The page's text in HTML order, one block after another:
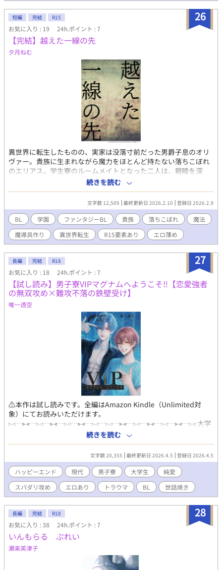
26
短編 完結 R15
お気に入り : 19 24h.ポイント : 7
【完結】越えた一線の先
夕月ねむ
異世界に転生したものの、実家は没落寸前だった男爵子息のオリ
ヴァー。貴族に生まれながら魔力をほとんど持たない落ちこぼれ
のエリアス。学生寮のルームメイトとなった二人は、親睦を深
め、恋人となる。魔法をほとんど使えないエリアスは魔導具職人
を志望しているが、魔導具は庶民のための技術。貴族が魔導具に
興味を持つこと自体が珍しく、ろくに教わることもできない。 そ
れでも独学で身につけたエリアスの技術とオリヴァーの前世の記
憶が組み合わされて、他にはない魔導具を作り上げる。貴族であ
るがゆえに販路も持たない二人は売ることもできない魔導具を作
り続ける。そしてある日作ってしまった物は…… ※他サイトにも
投稿しています。かんたん表紙メーカーさんの画像をお借りして
います。
続きを読む
文字数 12,509 最終更新日 2026.2.10 登録日 2026.2.9
BL 学園 ファンタジーBL 貴族 落ちこぼれ
魔法
魔導具作り
異世界転生 R15要素あり エロ薄め
27
長編 完結 R18
お気に入り : 18 24h.ポイント : 7
【試し読み】男子寮VIPマグナムへようこそ‼【恋愛強者
の無双攻め×難攻不落の鉄壁受け】
唯一透空
⚠本作は試し読みです。全編はAmazon Kindle（Unlimited対
象）にてお読みいただけます。
▹◃┄▸◂┄▹◃┄▸◂┄▹◃┄▸◂┄▹◃┄▹◃┄▸◂┄▹◃┄▸◂┄▹◃┄▸◂┄▹◃ 大学
三年生の御子柴晃大は、都会のナイトクラブでバイトしながら男
子寮『VIPマグナム』で暮らすK-POPアイドル風の超イケメン。 新
学期を機に寮長からルームメイトの入れ替えを言い渡され、待ち
受けていたのはとんでもなくズボラでだらしない大学二年生、小
熊結月との汚部屋生活だった。 床を埋め尽くさんばかりに脱ぎ散
らかした服――に紛れる陰毛。崩れた漫画の山――に挟まった陰
毛。飲みかけのペットボトル――越しに透ける陰毛。 寮には寝に
帰るだけだからと大目に見ていた晃大だが、ある日、自身の枕に
添えられた一本の陰毛に気づくなり、とうとう堪忍袋の緒が切れ
て……⁉ 御曹司、一条雅臣が経営する男子寮『VIPマグナム』を舞
台に描かれる、笑いどころ満載のラブコメディ！ 個性豊かなメン
バーとともにLet'sマグナムライフ♂ ✦・
━━━━━━━━━━━━━━━ ・✦⁡⁡ 【絶対エタりません！】 す
でに書き上げているので、毎日投稿でさくっと完結させます！ 20
万文字くらいあります！ コメントとか気軽にください
続きを読む
文字数 20,355 最終更新日 2026.4.5 登録日 2026.4.5
ハッピーエンド 現代 男子寮 大学生
純愛
スパダリ攻め
エロあり トラウマ BL 世話焼き
28
長編 完結 R18
お気に入り : 38 24h.ポイント : 7
いんもらる ぷれい
瀬楽英津子